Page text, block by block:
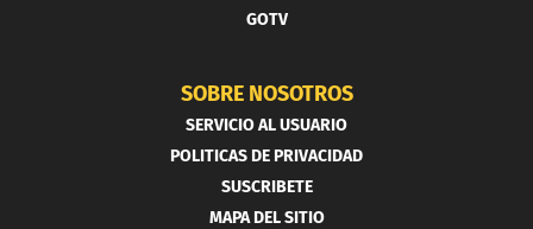
GOTV
SOBRE NOSOTROS
SERVICIO AL USUARIO
POLITICAS DE PRIVACIDAD
SUSCRIBETE
MAPA DEL SITIO